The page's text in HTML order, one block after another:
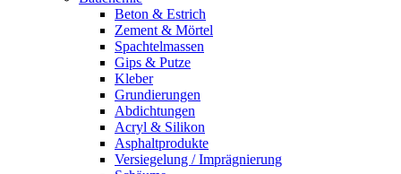
Beton & Estrich
Zement & Mörtel
Spachtelmassen
Gips & Putze
Kleber
Grundierungen
Abdichtungen
Acryl & Silikon
Asphaltprodukte
Versiegelung / Imprägnierung